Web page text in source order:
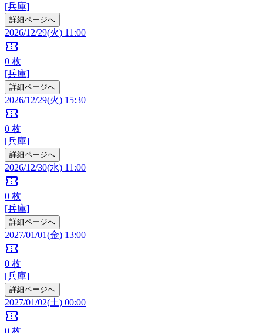
[兵庫]
詳細ページへ
2026/12/29(火) 11:00
confirmation_number
0 枚
[兵庫]
詳細ページへ
2026/12/29(火) 15:30
confirmation_number
0 枚
[兵庫]
詳細ページへ
2026/12/30(水) 11:00
confirmation_number
0 枚
[兵庫]
詳細ページへ
2027/01/01(金) 13:00
confirmation_number
0 枚
[兵庫]
詳細ページへ
2027/01/02(土) 00:00
confirmation_number
0 枚